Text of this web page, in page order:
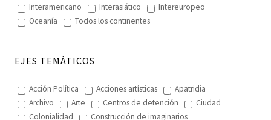
Interamericano
Interasiático
Intereuropeo
Oceanía
Todos los continentes
EJES TEMÁTICOS
Acción Política Acciones artísticas
Apatridia
Archivo
Arte Centros de detención
Ciudad
Colonialidad
Construcción de imaginarios